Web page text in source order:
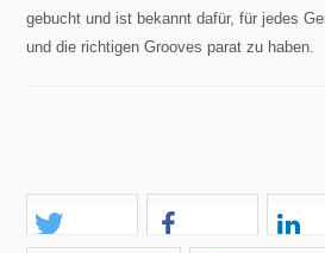
Studio
Track Upload
gebucht und ist bekannt dafür, für jedes
und die richtigen Grooves parat zu haben.